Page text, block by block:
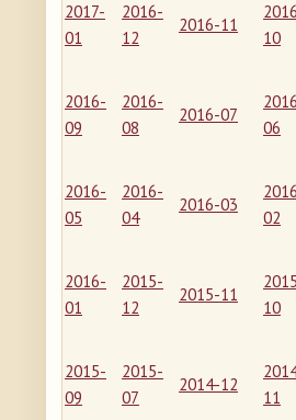
2017-
01
2016-
12
2016-11
10
2016-
09
2016-
08
2016-07
06
2016-
05
2016-
04
2016-03
02
2016-
01
2015-
12
2015-11
10
2015-
09
2015-
07
2014-12
11